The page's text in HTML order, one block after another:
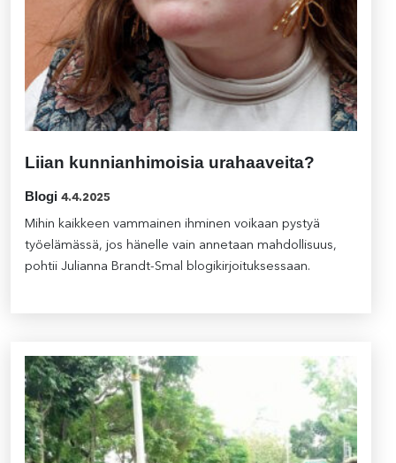
Liian kunnianhimoisia urahaaveita?
Blogi 4.4.2025
Mihin kaikkeen vammainen ihminen voikaan pystyä
työelämässä, jos hänelle vain annetaan mahdollisuus,
pohtii Julianna Brandt-Smal blogikirjoituksessaan.